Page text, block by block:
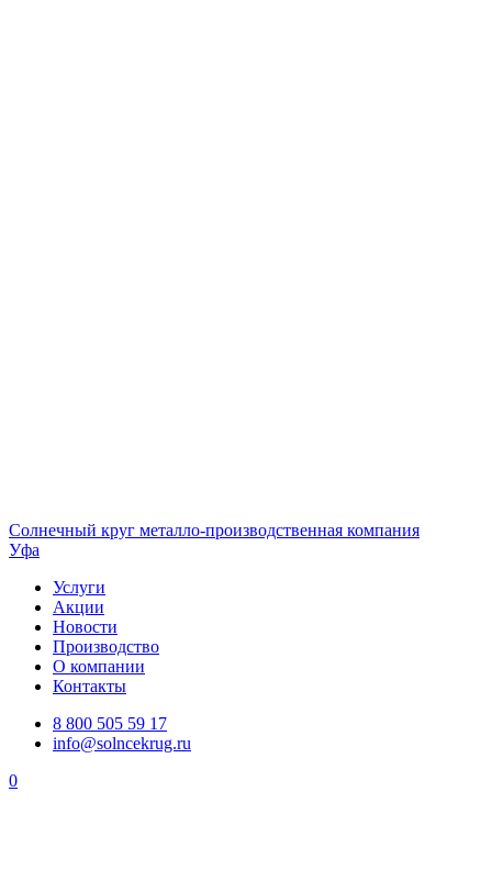
Солнечный круг металло-производственная компания
Уфа
Услуги
Акции
Новости
Производство
О компании
Контакты
8 800 505 59 17
info@solncekrug.ru
0